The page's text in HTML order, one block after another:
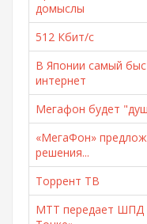
домыслы
512 Кбит/с
В Японии самый
интернет
Мегафон будет
«МегаФон»
решения...
Торрент ТВ
МТТ передает ШПД